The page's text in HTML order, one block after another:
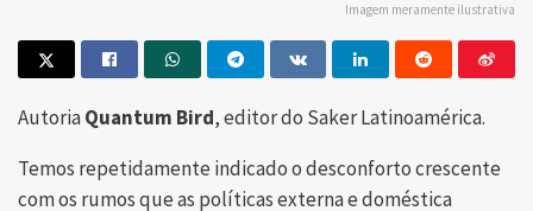
Imagem meramente ilustrativa
AutoriaQuantum Bird, editor do Saker Latinoamérica.
Temos repetidamente indicado o desconforto crescente
com os rumos que as políticas externa e doméstica